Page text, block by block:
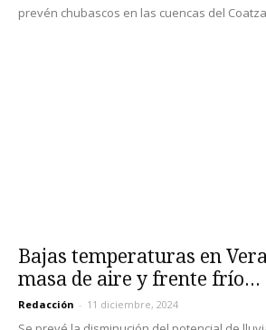
prevén chubascos en las cuencas del
Bajas temperaturas en
masa de aire y frente frío...
Redacción - 11 diciembre, 2024